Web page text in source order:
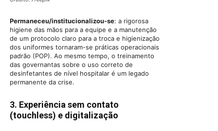
Permaneceu/institucionalizou-se: a rigorosa
higiene das mãos para a equipe e a manutenção
de um protocolo claro para a troca e higienização
dos uniformes tornaram-se práticas operacionais
padrão (POP). Ao mesmo tempo, o treinamento
das governantas sobre o uso correto de
desinfetantes de nível hospitalar é um legado
permanente da crise.
3. Experiência sem contato
(touchless) e digitalização